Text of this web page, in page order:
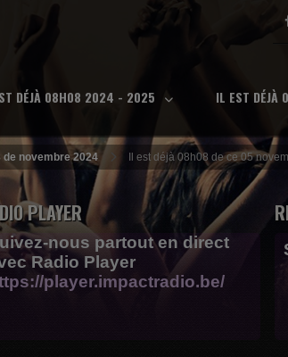
DÉJÀ 08H08 2024 - 2025 IL EST
de novembre 2024 Il est déjà 08h08 de ce 05
PLAYER
nous partout en direct
Radio Player
player.impactradio.be/